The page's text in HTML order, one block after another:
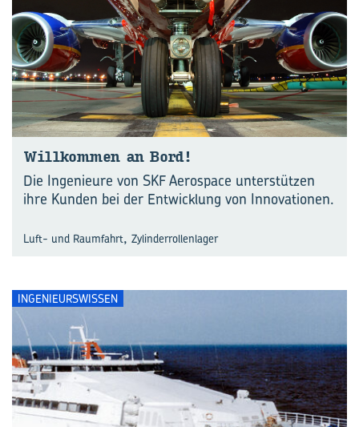
Will­kom­men an Bord!
Die Ingenieure von SKF Aerospace unterstützen
ihre Kunden bei der Entwicklung von Innovationen.
Luft- und Raumfahrt, Zylinderrollenlager
INGENIEURSWISSEN